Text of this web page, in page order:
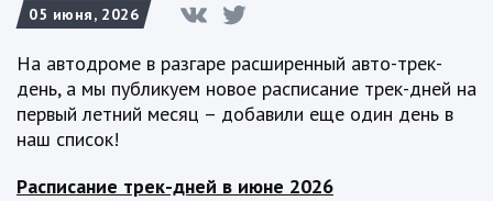
05 июня, 2026
На автодроме в разгаре расширенный авто-трек-
день, а мы публикуем новое расписание трек-дней на
первый летний месяц – добавили еще один день в
наш список!
Расписание трек-дней в июне 2026